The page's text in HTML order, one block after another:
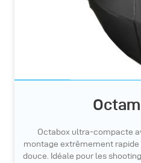
Octabox ultra‑compacte
montage extrêmement
douce. Idéale pour les